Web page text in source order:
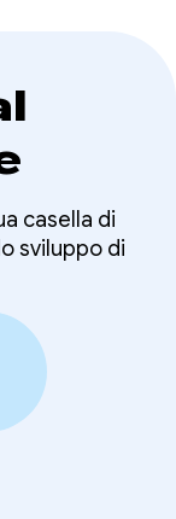
casella di
sviluppo di